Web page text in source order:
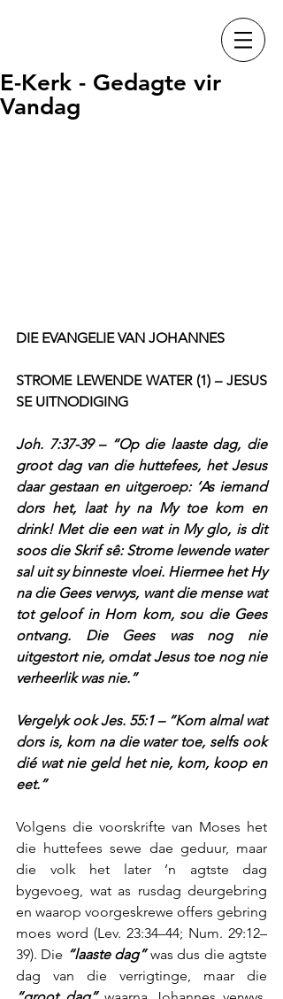
E-Kerk - Gedagte vir
Vandag
DIE EVANGELIE VAN JOHANNES
STROME LEWENDE WATER (1) – JESUS
SE UITNODIGING
Joh. 7:37-39 – “Op die laaste dag, die
groot dag van die huttefees, het Jesus
daar gestaan en uitgeroep: ‘As iemand
dors het, laat hy na My toe kom en
drink! Met die een wat in My glo, is dit
soos die Skrif sê: Strome lewende water
sal uit sy binneste vloei. Hiermee het Hy
na die Gees verwys, want die mense wat
tot geloof in Hom kom, sou die Gees
ontvang. Die Gees was nog nie
uitgestort nie, omdat Jesus toe nog nie
verheerlik was nie.”
Vergelyk ook Jes. 55:1 – “Kom almal wat
dors is, kom na die water toe, selfs ook
dié wat nie geld het nie, kom, koop en
eet.”
Volgens die voorskrifte van Moses het
die huttefees sewe dae geduur, maar
die volk het later ’n agtste dag
bygevoeg, wat as rusdag deurgebring
en waarop voorgeskrewe offers gebring
moes word (Lev. 23:34–44; Num. 29:12–
39). Die “laaste dag” was dus die agtste